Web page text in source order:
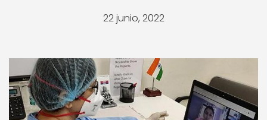
22 junio, 2022